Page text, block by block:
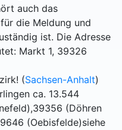
auch das
die Meldung und
ist. Die Adresse
Markt 1, 39326
(Sachsen-Anhalt)
ca. 13.544
(Döhren
(Oebisfelde)siehe